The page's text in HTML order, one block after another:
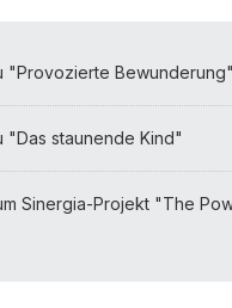
"Provozierte Bewunderung"
"Das staunende Kind"
Sinergia-Projekt "The